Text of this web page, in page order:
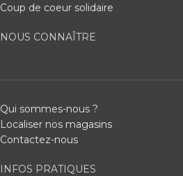
Coup de coeur solidaire
NOUS CONNAÎTRE
Qui sommes-nous ?
Localiser nos magasins
Contactez-nous
INFOS PRATIQUES